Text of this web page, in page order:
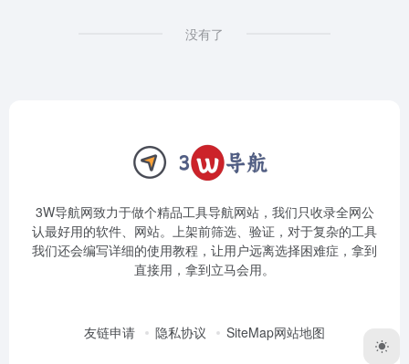
没有了
3W导航网致力于做个精品工具导航网站，我们只收录全网公
认最好用的软件、网站。上架前筛选、验证，对于复杂的工具
我们还会编写详细的使用教程，让用户远离选择困难症，拿到
直接用，拿到立马会用。
友链申请 隐私协议 SiteMap网站地图